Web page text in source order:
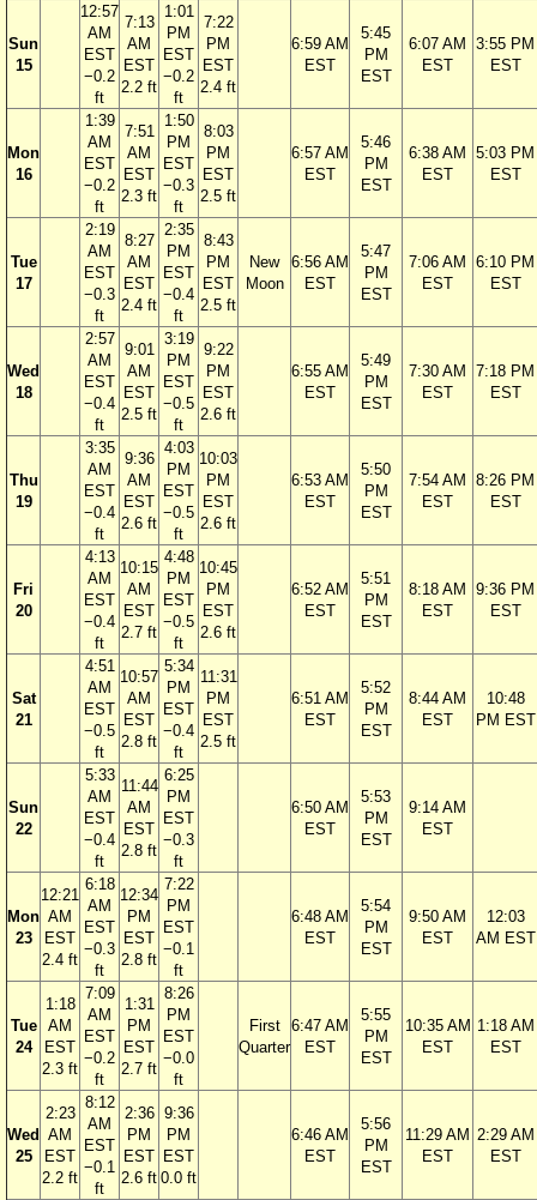
Sun
15
12:57
AM
EST
−0.2
ft
7:13
AM
EST
2.2 ft
1:01
PM
EST
−0.2
ft
7:22
PM
EST
2.4 ft
6:59 AM
EST
5:45
PM
EST
6:07 AM
EST
3:55 PM
EST
Mon
16
1:39
AM
EST
−0.2
ft
7:51
AM
EST
2.3 ft
1:50
PM
EST
−0.3
ft
8:03
PM
EST
2.5 ft
6:57 AM
EST
5:46
PM
EST
6:38 AM
EST
5:03 PM
EST
Tue
17
2:19
AM
EST
−0.3
ft
8:27
AM
EST
2.4 ft
2:35
PM
EST
−0.4
ft
8:43
PM
EST
2.5 ft
New
Moon
6:56 AM
EST
5:47
PM
EST
7:06 AM
EST
6:10 PM
EST
Wed
18
2:57
AM
EST
−0.4
ft
9:01
AM
EST
2.5 ft
3:19
PM
EST
−0.5
ft
9:22
PM
EST
2.6 ft
6:55 AM
EST
5:49
PM
EST
7:30 AM
EST
7:18 PM
EST
Thu
19
3:35
AM
EST
−0.4
ft
9:36
AM
EST
2.6 ft
4:03
PM
EST
−0.5
ft
10:03
PM
EST
2.6 ft
6:53 AM
EST
5:50
PM
EST
7:54 AM
EST
8:26 PM
EST
Fri
20
4:13
AM
EST
−0.4
ft
10:15
AM
EST
2.7 ft
4:48
PM
EST
−0.5
ft
10:45
PM
EST
2.6 ft
6:52 AM
EST
5:51
PM
EST
8:18 AM
EST
9:36 PM
EST
Sat
21
4:51
AM
EST
−0.5
ft
10:57
AM
EST
2.8 ft
5:34
PM
EST
−0.4
ft
11:31
PM
EST
2.5 ft
6:51 AM
EST
5:52
PM
EST
8:44 AM
EST
10:48
PM EST
Sun
22
5:33
AM
EST
−0.4
ft
11:44
AM
EST
2.8 ft
6:25
PM
EST
−0.3
ft
6:50 AM
EST
5:53
PM
EST
9:14 AM
EST
Mon
23
12:21
AM
EST
2.4 ft
6:18
AM
EST
−0.3
ft
12:34
PM
EST
2.8 ft
7:22
PM
EST
−0.1
ft
6:48 AM
EST
5:54
PM
EST
9:50 AM
EST
12:03
AM EST
Tue
24
1:18
AM
EST
2.3 ft
7:09
AM
EST
−0.2
ft
1:31
PM
EST
2.7 ft
8:26
PM
EST
−0.0
ft
First
Quarter
6:47 AM
EST
5:55
PM
EST
10:35 AM
EST
1:18 AM
EST
Wed
25
2:23
AM
EST
2.2 ft
8:12
AM
EST
−0.1
ft
2:36
PM
EST
2.6 ft
9:36
PM
EST
0.0 ft
6:46 AM
EST
5:56
PM
EST
11:29 AM
EST
2:29 AM
EST